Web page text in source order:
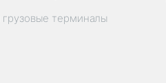
терминалы